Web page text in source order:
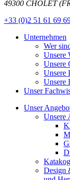
49300 CHOLET
+33 (0)2 51 61 69
Unternehmen
Wer
Unsere
Unsere
Unsere
Unsere
Unser
Unser
Unsere
Katakog
Design